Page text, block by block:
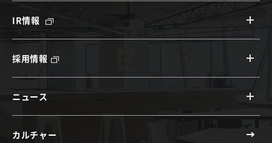
IR情報
採用情報
ニュース
カルチャー